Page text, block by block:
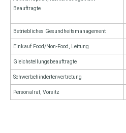
Beauftragte
Betriebliches Gesundheitsmanagement
Einkauf Food/Non-Food, Leitung
Gleichstellungsbeauftragte
Schwerbehindertenvertretung
Personalrat, Vorsitz